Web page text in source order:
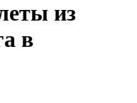
из
в